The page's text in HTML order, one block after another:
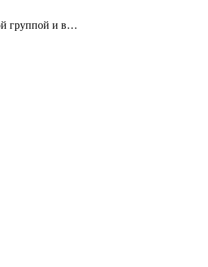
группой и в…